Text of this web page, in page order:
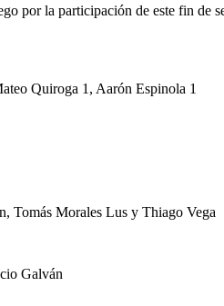
por la participación de este fin de
Quiroga 1, Aarón Espinola 1
Tomás Morales Lus y Thiago Vega
Galván